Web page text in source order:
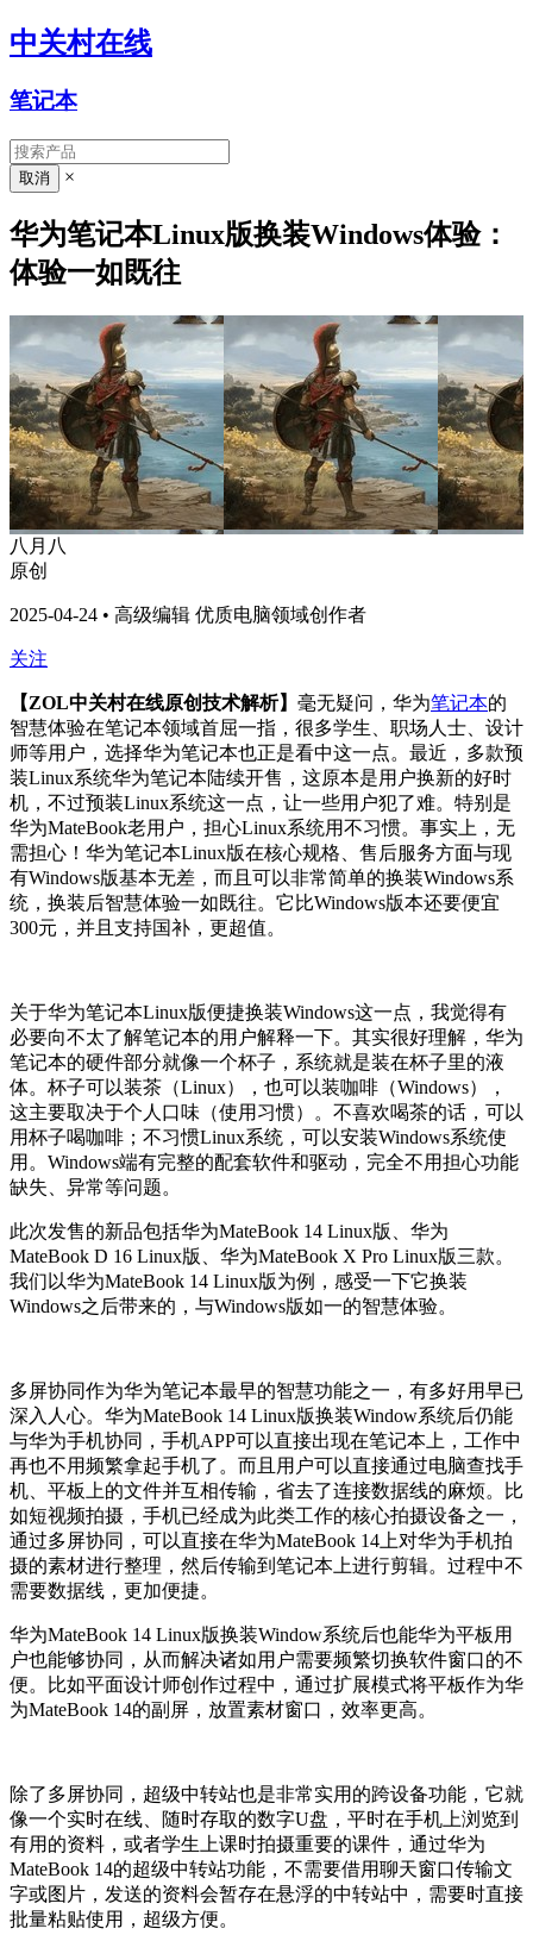
中关村在线
笔记本
×
华为笔记本Linux版换装Windows体验：
体验一如既往
八月八
原创
2025-04-24 • 高级编辑 优质电脑领域创作者
关注
【ZOL中关村在线原创技术解析】 毫无疑问，华为笔记本的
智慧体验在笔记本领域首屈一指，很多学生、职场人士、设计
师等用户，选择华为笔记本也正是看中这一点。最近，多款预
装Linux系统华为笔记本陆续开售，这原本是用户换新的好时
机，不过预装Linux系统这一点，让一些用户犯了难。特别是
华为MateBook老用户，担心Linux系统用不习惯。事实上，无
需担心！华为笔记本Linux版在核心规格、售后服务方面与现
有Windows版基本无差，而且可以非常简单的换装Windows系
统，换装后智慧体验一如既往。它比Windows版本还要便宜
300元，并且支持国补，更超值。
关于华为笔记本Linux版便捷换装Windows这一点，我觉得有
必要向不太了解笔记本的用户解释一下。其实很好理解，华为
笔记本的硬件部分就像一个杯子，系统就是装在杯子里的液
体。杯子可以装茶（Linux），也可以装咖啡（Windows），
这主要取决于个人口味（使用习惯）。不喜欢喝茶的话，可以
用杯子喝咖啡；不习惯Linux系统，可以安装Windows系统使
用。Windows端有完整的配套软件和驱动，完全不用担心功能
缺失、异常等问题。
此次发售的新品包括华为MateBook 14 Linux版、华为
MateBook D 16 Linux版、华为MateBook X Pro Linux版三款。
我们以华为MateBook 14 Linux版为例，感受一下它换装
Windows之后带来的，与Windows版如一的智慧体验。
多屏协同作为华为笔记本最早的智慧功能之一，有多好用早已
深入人心。华为MateBook 14 Linux版换装Window系统后仍能
与华为手机协同，手机APP可以直接出现在笔记本上，工作中
再也不用频繁拿起手机了。而且用户可以直接通过电脑查找手
机、平板上的文件并互相传输，省去了连接数据线的麻烦。比
如短视频拍摄，手机已经成为此类工作的核心拍摄设备之一，
通过多屏协同，可以直接在华为MateBook 14上对华为手机拍
摄的素材进行整理，然后传输到笔记本上进行剪辑。过程中不
需要数据线，更加便捷。
华为MateBook 14 Linux版换装Window系统后也能华为平板用
户也能够协同，从而解决诸如用户需要频繁切换软件窗口的不
便。比如平面设计师创作过程中，通过扩展模式将平板作为华
为MateBook 14的副屏，放置素材窗口，效率更高。
除了多屏协同，超级中转站也是非常实用的跨设备功能，它就
像一个实时在线、随时存取的数字U盘，平时在手机上浏览到
有用的资料，或者学生上课时拍摄重要的课件，通过华为
MateBook 14的超级中转站功能，不需要借用聊天窗口传输文
字或图片，发送的资料会暂存在悬浮的中转站中，需要时直接
批量粘贴使用，超级方便。